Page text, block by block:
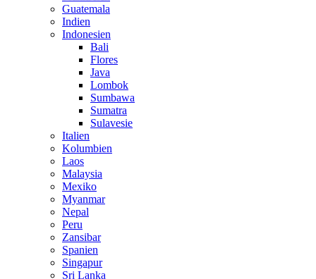
Guatemala
Indien
Indonesien
Bali
Flores
Java
Lombok
Sumbawa
Sumatra
Sulavesie
Italien
Kolumbien
Laos
Malaysia
Mexiko
Myanmar
Nepal
Peru
Zansibar
Spanien
Singapur
Sri Lanka